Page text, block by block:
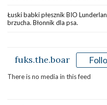
Łuski babki płesznik BIO
brzucha. Błonnik dla psa.
fuks.the.boar
There is no media in this feed